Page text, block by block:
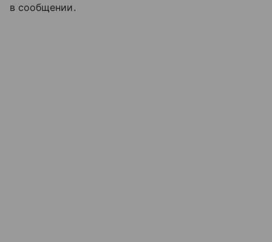
в сообщении.